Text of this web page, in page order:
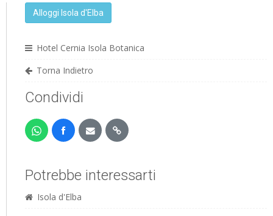
Alloggi Isola d'Elba
Hotel Cernia Isola Botanica
Torna Indietro
Condividi
Potrebbe interessarti
Isola d'Elba